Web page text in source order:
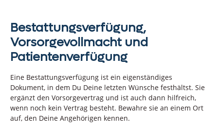
Bestattungsverfügung,
Vorsorgevollmacht und
Patientenverfügung
Eine Bestattungsverfügung ist ein eigenständiges
Dokument, in dem Du Deine letzten Wünsche festhältst. Sie
ergänzt den Vorsorgevertrag und ist auch dann hilfreich,
wenn noch kein Vertrag besteht. Bewahre sie an einem Ort
auf, den Deine Angehörigen kennen.